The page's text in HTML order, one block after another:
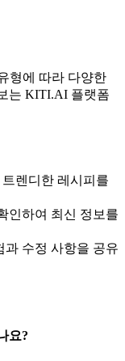
형에 따라 다양한
는 KITI.AI 플랫폼
렌디한 레시피를
인하여 최신 정보를
과 수정 사항을 공유
요?